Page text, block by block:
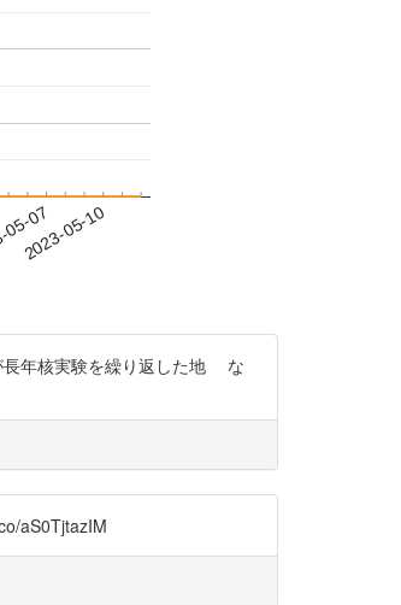
07
2023-05-10
長年核実験を繰り返した地 な
aS0TjtazIM